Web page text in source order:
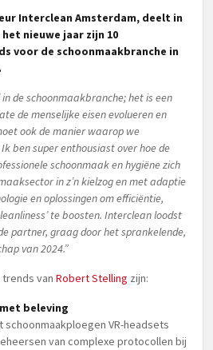
Interclean Amsterdam, deelt in
nieuwe jaar zijn 10
voor de schoonmaakbranche in
de schoonmaakbranche; het is een
de menselijke eisen evolueren en
ook de manier waarop we
ben super enthousiast over hoe de
schoonmaak en hygiëne zich
in z’n kielzog en met adaptie
en oplossingen om efficiëntie,
te boosten. Interclean loodst
partner, graag door het sprankelende,
van 2024.”
van Robert Stelling zijn:
beleving
VR-headsets
van complexe protocollen bij